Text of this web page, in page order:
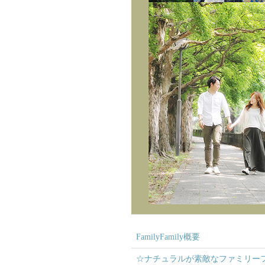
FamilyFamily概要
☆ナチュラルが素敵なファミリー